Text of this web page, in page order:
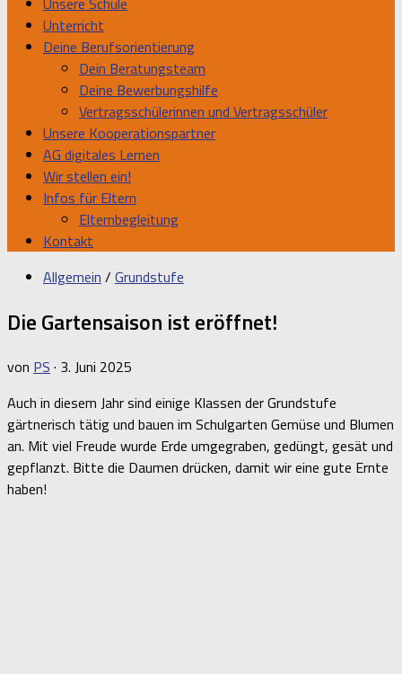
Unterricht
Deine Berufsorientierung
Dein Beratungsteam
Deine Bewerbungshilfe
Vertragsschülerinnen und Vertragsschüler
Unsere Kooperationspartner
AG digitales Lernen
Wir stellen ein!
Infos für Eltern
Elternbegleitung
Kontakt
Allgemein / Grundstufe
Die Gartensaison ist eröffnet!
von PS · 3. Juni 2025
Auch in diesem Jahr sind einige Klassen der Grundstufe
gärtnerisch tätig und bauen im Schulgarten Gemüse und Blumen
an. Mit viel Freude wurde Erde umgegraben, gedüngt, gesät und
gepflanzt. Bitte die Daumen drücken, damit wir eine gute Ernte
haben!